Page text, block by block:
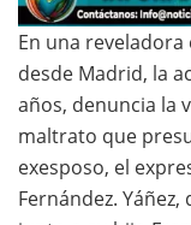
En una
desde Madrid, la
años, denuncia la
maltrato que
exesposo, el
Fernández.